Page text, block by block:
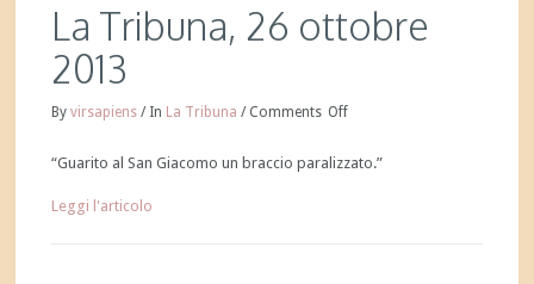
La Tribuna, 26 ottobre
2013
Byvirsapiens / In La Tribuna / Comments Off
“Guarito al San Giacomo un braccio paralizzato.”
Leggi l'articolo